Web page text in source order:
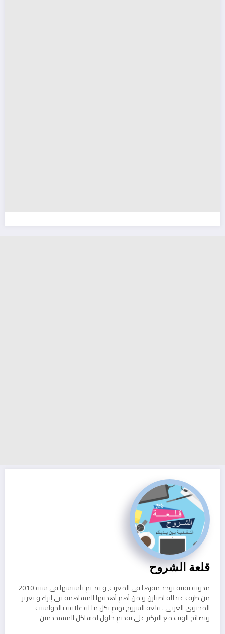
قلعة الشروح
مدونة تقنية يوجد مقرها في المغرب, و قد تم تأسيسها في سنة 2010
من طرف عبدلله اصبارن و من أهم أهدفها المساهمة في إثراء و تعزيز
المحتوى العربي . قلعة الشروح تهتم بكل ما له علاقة بالحواسيب
ونصائح الويب مع التركيز على تقديم حلول لمشاكل المستخدمين